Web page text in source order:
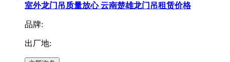
室外龙门吊质量放心 云南楚雄龙门吊租赁价格
品牌:
出厂地: